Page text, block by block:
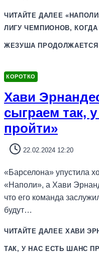
ЧИТАЙТЕ ДАЛЕЕ
ЛИГУ ЧЕМПИОНОВ,
ЖЕЗУША ПРОДОЛЖАЕТСЯ
КОРОТКО
Хави
сыграем так,
пройти»
22.02.2024 12:20
«Барселона» упустила
«Наполи», а Хави
что его команда
будут…
ЧИТАЙТЕ ДАЛЕЕ ХАВИ
ТАК, У НАС ЕСТЬ ШАНС